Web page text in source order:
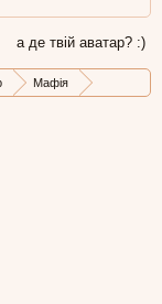
а де твій аватар? :)
Мафія